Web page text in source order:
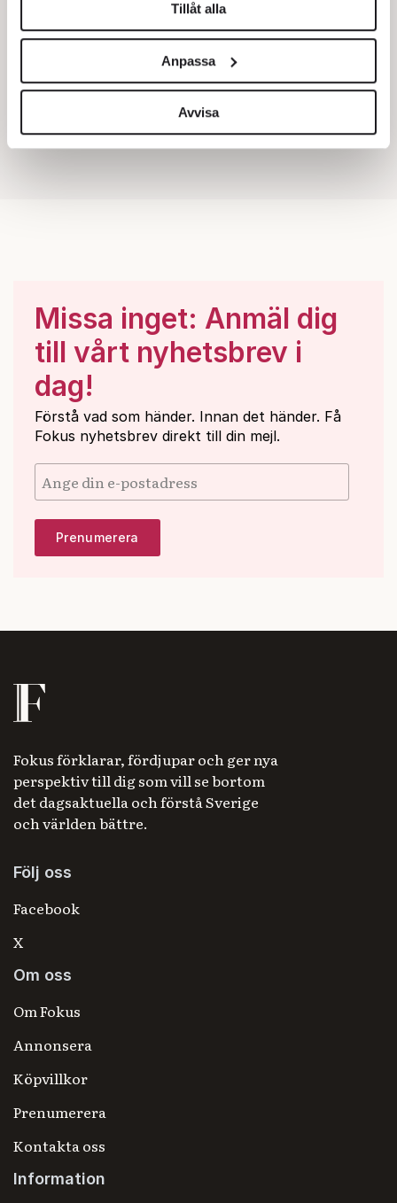
Vi använder enhetsidentifierare för att anpassa innehållet
för sociala medier och analysera vår trafik. Vi
vidarebefordrar även sådana identifierare och annan
information från din enhet till de sociala medier och
annons- och analysföretag som vi samarbetar med.
Tillåt alla
Anpassa
Avvisa
Missa inget: Anmäl dig
till vårt nyhetsbrev i
dag!
Förstå vad som händer. Innan det händer. Få
Fokus nyhetsbrev direkt till din mejl.
Fokus förklarar, fördjupar och ger nya
perspektiv till dig som vill se bortom
det dagsaktuella och förstå Sverige
och världen bättre.
Följ oss
Facebook
X
Om oss
Om Fokus
Annonsera
Köpvillkor
Prenumerera
Kontakta oss
Information